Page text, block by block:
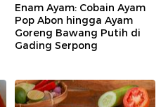
Enam Ayam: Cobain Ayam
Pop Abon hingga Ayam
Goreng Bawang Putih di
Gading Serpong